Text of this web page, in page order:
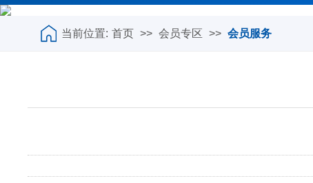
当前位置: 首页 >> 会员专区 >> 会员服务